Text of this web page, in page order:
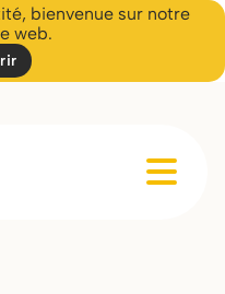
bienvenue sur notre
web.